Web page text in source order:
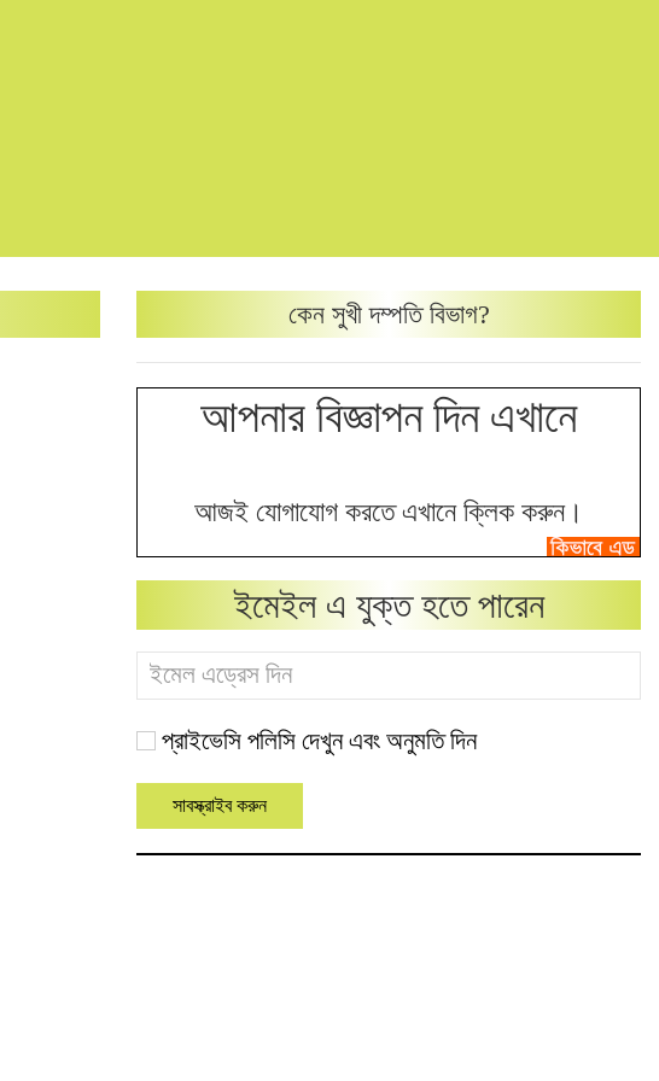
কেন সুখী দম্পতিবিভাগ?
আপনার বিজ্ঞাপন দিন এখানে
আজই যোগাযোগ করতে এখানে ক্লিক করুন।
ইমেইল এ যুক্ত হতে পারেন
প্রাইভেসি পলিসি দেখুন এবং অনুমতি দিন